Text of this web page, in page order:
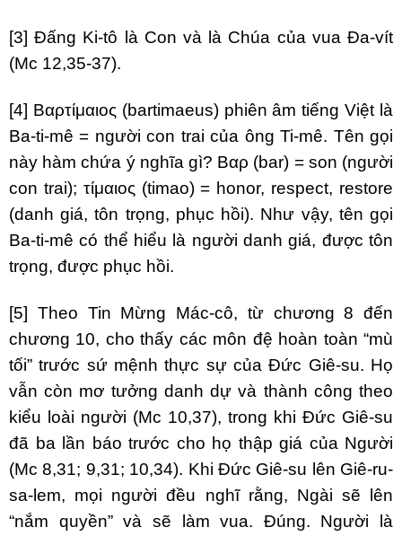
[3] Đấng Ki-tô là Con và là Chúa của vua Đa-vít
(Mc 12,35-37).
[4] Βαρτίμαιος (bartimaeus) phiên âm tiếng Việt là
Ba-ti-mê = người con trai của ông Ti-mê. Tên gọi
này hàm chứa ý nghĩa gì? Βαρ (bar) = son (người
con trai); τίμαιος (timao) = honor, respect, restore
(danh giá, tôn trọng, phục hồi). Như vậy, tên gọi
Ba-ti-mê có thể hiểu là người danh giá, được tôn
trọng, được phục hồi.
[5] Theo Tin Mừng Mác-cô, từ chương 8 đến
chương 10, cho thấy các môn đệ hoàn toàn “mù
tối” trước sứ mệnh thực sự của Đức Giê-su. Họ
vẫn còn mơ tưởng danh dự và thành công theo
kiểu loài người (Mc 10,37), trong khi Đức Giê-su
đã ba lần báo trước cho họ thập giá của Người
(Mc 8,31; 9,31; 10,34). Khi Đức Giê-su lên Giê-ru-
sa-lem, mọi người đều nghĩ rằng, Ngài sẽ lên
“nắm quyền” và sẽ làm vua. Đúng. Người là